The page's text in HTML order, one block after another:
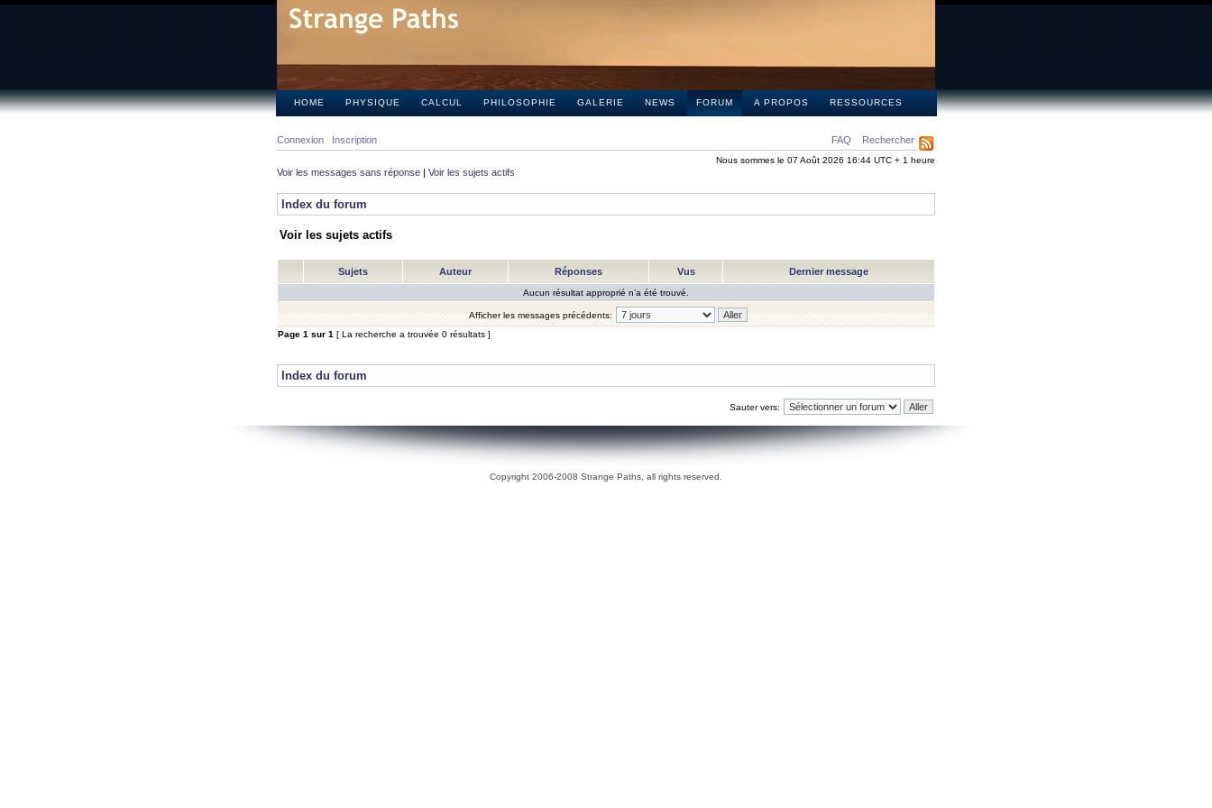
HOME PHYSIQUE CALCUL PHILOSOPHIE GALERIE NEWS FORUM A PROPOS RESSOURCES
FAQ Rechercher
Connexion Inscription
Nous sommes le 07 Août 2026 16:44 UTC + 1 heure
Voir les messages sans réponse | Voir les sujets actifs
Index du forum
Voir les sujets actifs
Sujets Auteur Réponses Vus Dernier message
Aucun résultat approprié n’a été trouvé.
Afficher les messages précédents:
Page 1 sur 1 [ La recherche a trouvée 0 résultats ]
Index du forum
Sauter vers:
Copyright 2006-2008 Strange Paths, all rights reserved.